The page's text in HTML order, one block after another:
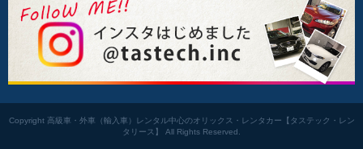
Copyright 高級車・外車（輸入車）レンタル中心のオリックス・レンタカー【タステック・レン
タリース】 All Rights Reserved.